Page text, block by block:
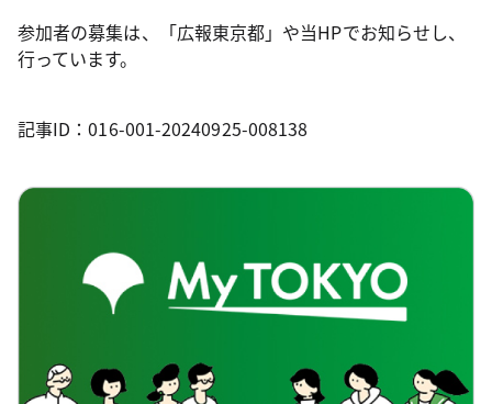
参加者の募集は、「広報東京都」や当HPでお知らせし、
行っています。
記事ID：016-001-20240925-008138